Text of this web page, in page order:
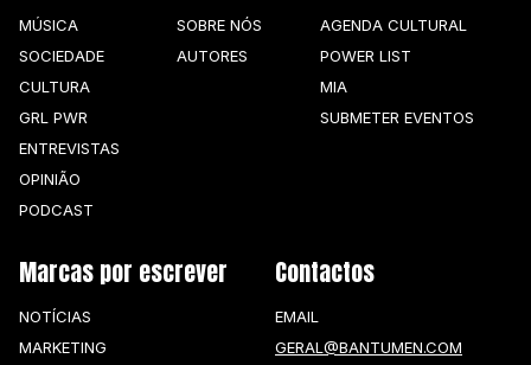
MÚSICA
SOCIEDADE
CULTURA
GRL PWR
ENTREVISTAS
OPINIÃO
PODCAST
SOBRE NÓS
AUTORES
AGENDA CULTURAL
POWER LIST
MIA
SUBMETER EVENTOS
Marcas por escrever
NOTÍCIAS
MARKETING
Contactos
EMAIL
GERAL@BANTUMEN.COM